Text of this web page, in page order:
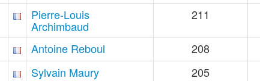
Pierre-Louis
Archimbaud
211
Antoine Reboul
208
Sylvain Maury
205